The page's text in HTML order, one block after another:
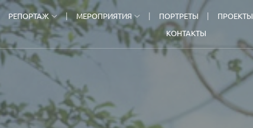
РЕПОРТАЖ МЕРОПРИЯТИЯ ПОРТРЕТЫ ПРОЕКТЫ
КОНТАКТЫ